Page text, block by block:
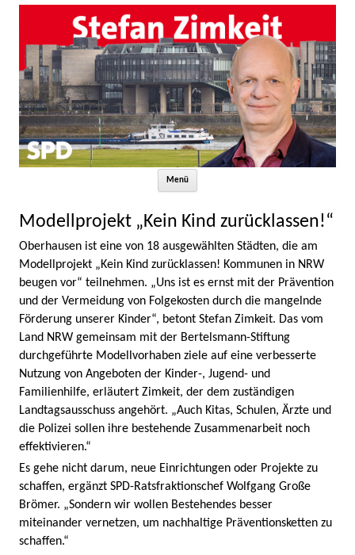
Menü
Modellprojekt „Kein Kind zurücklassen!“
Oberhausen ist eine von 18 ausgewählten Städten, die am
Modellprojekt „Kein Kind zurücklassen! Kommunen in NRW
beugen vor“ teilnehmen. „Uns ist es ernst mit der Prävention
und der Vermeidung von Folgekosten durch die mangelnde
Förderung unserer Kinder“, betont Stefan Zimkeit. Das vom
Land NRW gemeinsam mit der Bertelsmann-Stiftung
durchgeführte Modellvorhaben ziele auf eine verbesserte
Nutzung von Angeboten der Kinder-, Jugend- und
Familienhilfe, erläutert Zimkeit, der dem zuständigen
Landtagsausschuss angehört. „Auch Kitas, Schulen, Ärzte und
die Polizei sollen ihre bestehende Zusammenarbeit noch
effektivieren.“
Es gehe nicht darum, neue Einrichtungen oder Projekte zu
schaffen, ergänzt SPD-Ratsfraktionschef Wolfgang Große
Brömer. „Sondern wir wollen Bestehendes besser
miteinander vernetzen, um nachhaltige Präventionsketten zu
schaffen.“